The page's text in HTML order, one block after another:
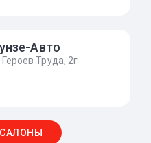
Авто
Труда, 2г